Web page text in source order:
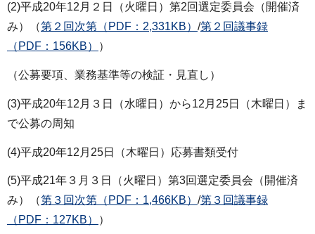
(2)平成20年12月２日（火曜日）第2回選定委員会（開催済
み）（第２回次第（PDF：2,331KB） /第２回議事録
（PDF：156KB）
）
（公募要項、業務基準等の検証・見直し）
(3)平成20年12月３日（水曜日）から12月25日（木曜日）ま
で公募の周知
(4)平成20年12月25日（木曜日）応募書類受付
(5)平成21年３月３日（火曜日）第3回選定委員会（開催済
み）（第３回次第（PDF：1,466KB） /第３回議事録
（PDF：127KB）
）